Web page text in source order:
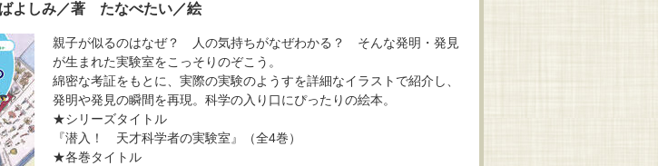
よしみ／著 たなべたい／絵
親子が似るのはなぜ？ 人の気持ちがなぜわかる？ そんな発明・発見
が生まれた実験室をこっそりのぞこう。
綿密な考証をもとに、実際の実験のようすを詳細なイラストで紹介し、
発明や発見の瞬間を再現。科学の入り口にぴったりの絵本。
★シリーズタイトル
『潜入！ 天才科学者の実験室』（全4巻）
★各巻タイトル